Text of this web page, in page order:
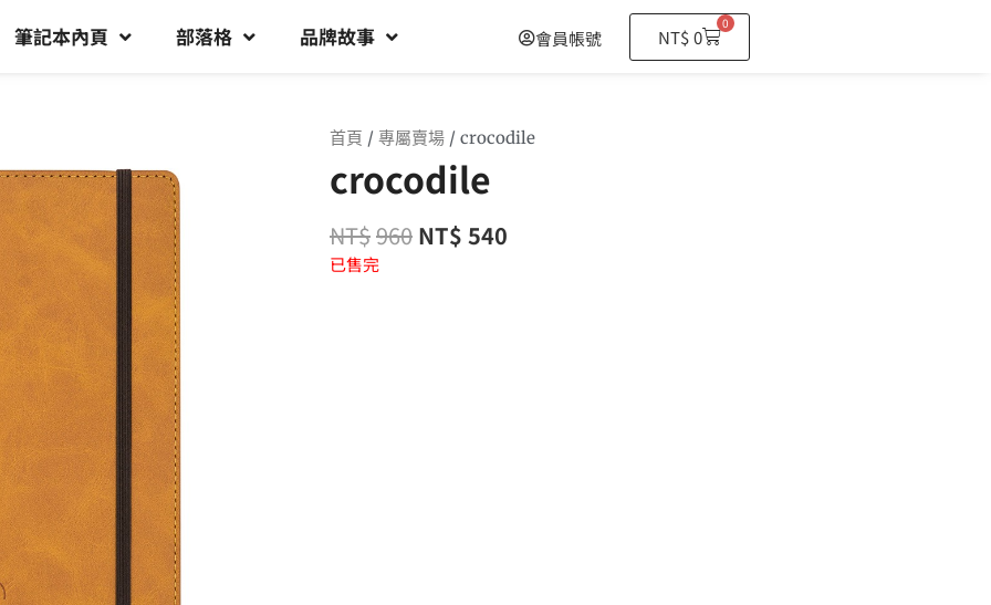
筆記本內頁 部落格 品牌故事 會員帳號 NT$0
0
購
物
首頁 / 專屬賣場 / crocodile
crocodile
NT$960 NT$ 540
已售完